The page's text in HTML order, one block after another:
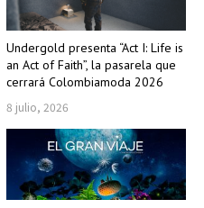
Undergold presenta “Act I: Life is
an Act of Faith”, la pasarela que
cerrará Colombiamoda 2026
8 julio, 2026